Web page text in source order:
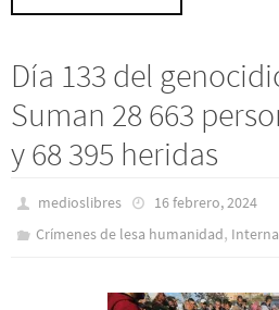
Día 133 del
Suman 28 663
y 68 395 heridas
medioslibres
16 febrero, 2024
Crímenes de lesa humanidad,